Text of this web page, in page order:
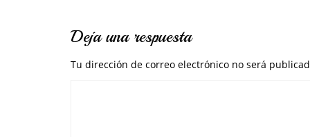
Deja una respuesta
Tu dirección de correo electrónico no será